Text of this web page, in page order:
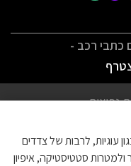
כתבי רכב -
נפוצות
עוגיות, לרבות של צדדים
סטטיסטיקה, איפיון